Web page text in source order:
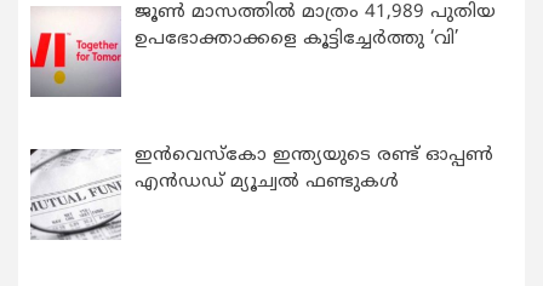
ജൂൺ മാസത്തിൽ മാത്രം 41,989 പുതിയ
ഉപഭോക്താക്കളെ കൂട്ടിച്ചേർത്തു ‘വി’
ഇന്‍വെസ്കോ ഇന്ത്യയുടെ രണ്ട് ഓപ്പണ്‍
എന്‍ഡഡ് മ്യൂച്വല്‍ ഫണ്ടുകള്‍